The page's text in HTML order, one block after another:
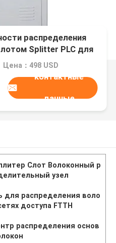
распределения
Splitter PLC для
Цена：498 USD
контактные
данные
Слот Волоконный р
узел
для распределения воло
доступа FTTH
распределения основ